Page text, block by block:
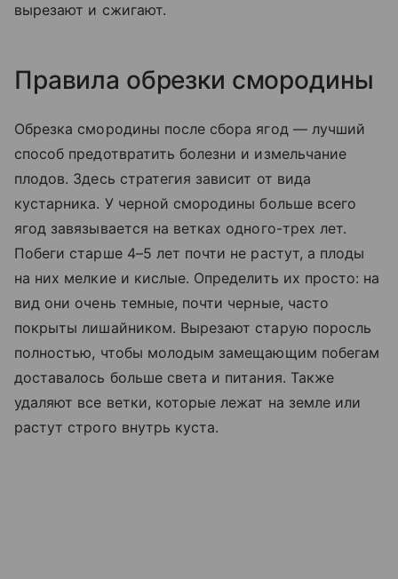
вырезают и сжигают.
Правила обрезки смородины
Обрезка смородины после сбора ягод — лучший
способ предотвратить болезни и измельчание
плодов. Здесь стратегия зависит от вида
кустарника. У черной смородины больше всего
ягод завязывается на ветках одного-трех лет.
Побеги старше 4–5 лет почти не растут, а плоды
на них мелкие и кислые. Определить их просто: на
вид они очень темные, почти черные, часто
покрыты лишайником. Вырезают старую поросль
полностью, чтобы молодым замещающим побегам
доставалось больше света и питания. Также
удаляют все ветки, которые лежат на земле или
растут строго внутрь куста.